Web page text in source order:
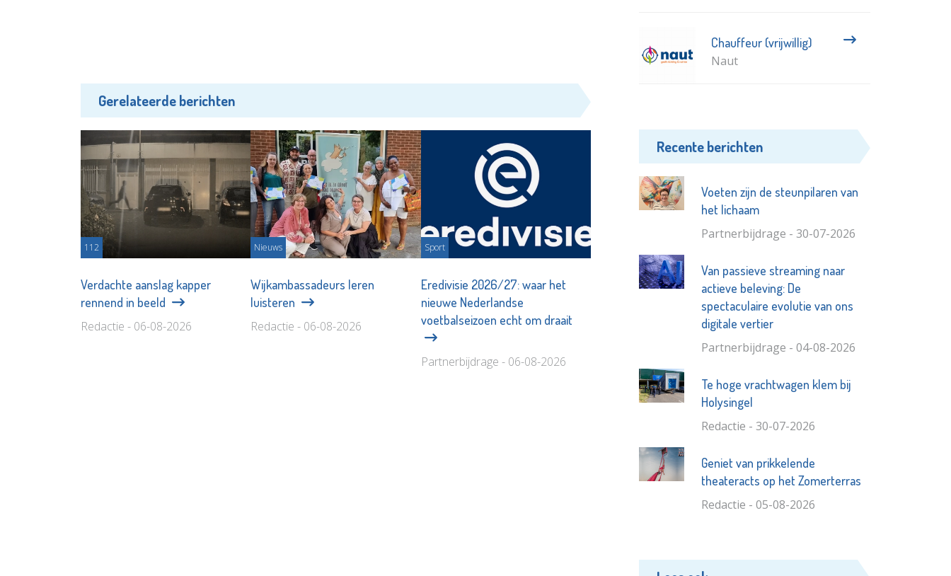
Gerelateerde berichten
112
Verdachte aanslag kapper
rennend in beeld
Redactie - 06-08-2026
Nieuws
Wijkambassadeurs leren
luisteren
Redactie - 06-08-2026
Sport
Eredivisie 2026/27: waar het
nieuwe Nederlandse
voetbalseizoen echt om draait
Partnerbijdrage - 06-08-2026
Chauffeur (vrijwillig)
Naut
Recente berichten
Voeten zijn de steunpilaren van
het lichaam
Partnerbijdrage - 30-07-2026
Van passieve streaming naar
actieve beleving: De
spectaculaire evolutie van ons
digitale vertier
Partnerbijdrage - 04-08-2026
Te hoge vrachtwagen klem bij
Holysingel
Redactie - 30-07-2026
Geniet van prikkelende
theateracts op het Zomerterras
Redactie - 05-08-2026